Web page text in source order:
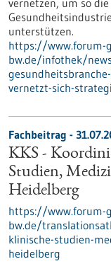
vernetzen, um so
unterstützen.
https://www.forum-
bw.de/infothek/
vernetzt-sich-
Fachbeitrag -
KKS -
Studien,
Heidelberg
https://www.forum-
bw.de/
klinische-studien-
heidelberg